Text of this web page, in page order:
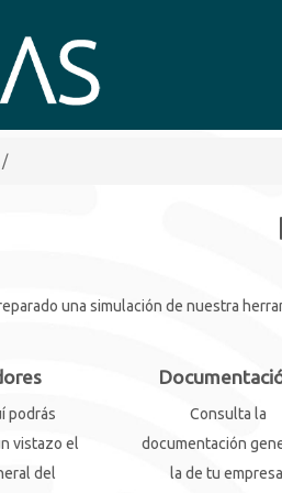
/
una simulación de nuestra
podrás
vistazo el
del
Consulta la
documentación
la de tu